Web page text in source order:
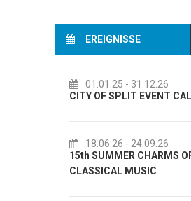
EREIGNISSE
01.01.25- 31.12.26
CITY OF SPLIT EVENT CALENDAR
18.06.26 - 24.09.26
15th SUMMER CHARMS OF
CLASSICAL MUSIC